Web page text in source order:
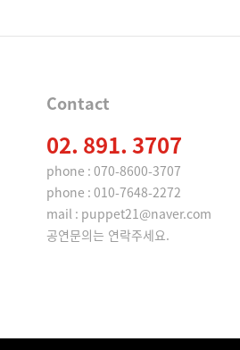
Contact
02. 891. 3707
phone : 070-8600-3707
phone : 010-7648-2272
mail : puppet21@naver.com
공연문의는 연락주세요.